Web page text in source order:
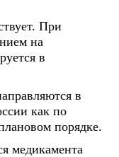
При
на
в
в
как по
порядке.
медикамента